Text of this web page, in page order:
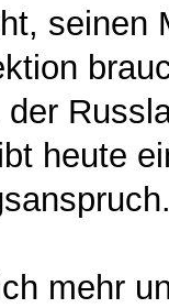
seinen
heute
mehr